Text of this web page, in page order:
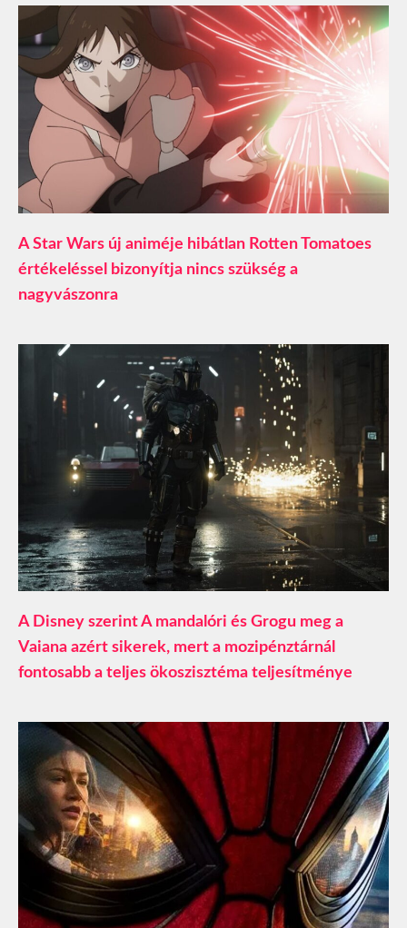
A Star Wars új animéje hibátlan Rotten Tomatoes
értékeléssel bizonyítja nincs szükség a
nagyvászonra
A Disney szerint A mandalóri és Grogu meg a
Vaiana azért sikerek, mert a mozipénztárnál
fontosabb a teljes ökoszisztéma teljesítménye